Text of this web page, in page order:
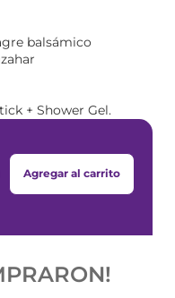
balsámico
+ Shower Gel.
Agregar al carrito